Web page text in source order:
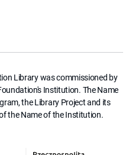
Library was commissioned by
Institution. The Name
the Library Project and its
the Name of the Institution.